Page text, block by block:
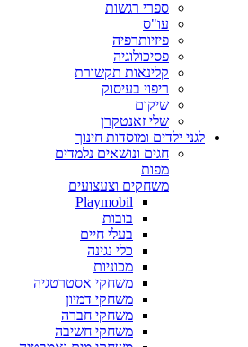
ספרי רגשות
עו"ס
פיזיותרפיה
פסיכולוגיה
קלינאות תקשורת
ריפוי בעיסוק
שיקום
שלי זאנטקרן
לגני ילדים ומוסדות חינוך
חגים ונושאים נלמדים
מפות
משחקים וצעצועים
Playmobil
בובות
בעלי חיים
כלי נגינה
מכוניות
משחקי אסטרטגיה
משחקי דמיון
משחקי חברה
משחקי חשיבה